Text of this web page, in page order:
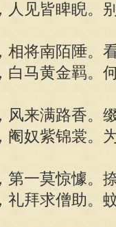
人见皆睥睨。
相将南陌陲。
白马黄金羁。
风来满路香。
阉奴紫锦裳。
第一莫惊懅。
礼拜求僧助。